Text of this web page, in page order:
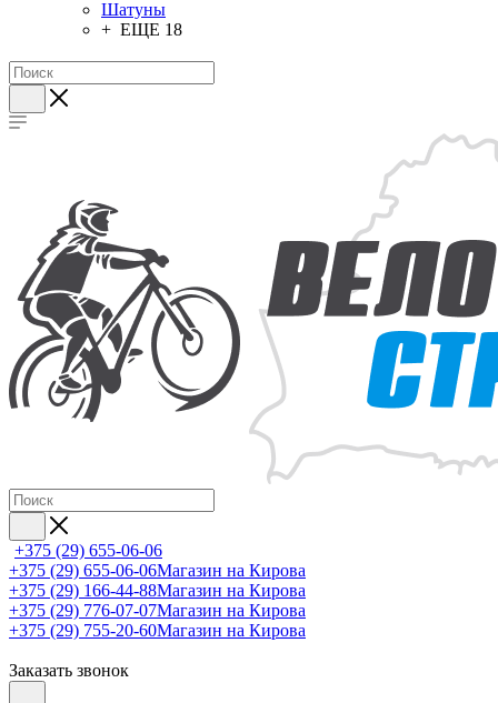
Шатуны
+ ЕЩЕ 18
+375 (29) 655-06-06
+375 (29) 655-06-06Магазин на Кирова
+375 (29) 166-44-88Магазин на Кирова
+375 (29) 776-07-07Магазин на Кирова
+375 (29) 755-20-60Магазин на Кирова
Заказать звонок